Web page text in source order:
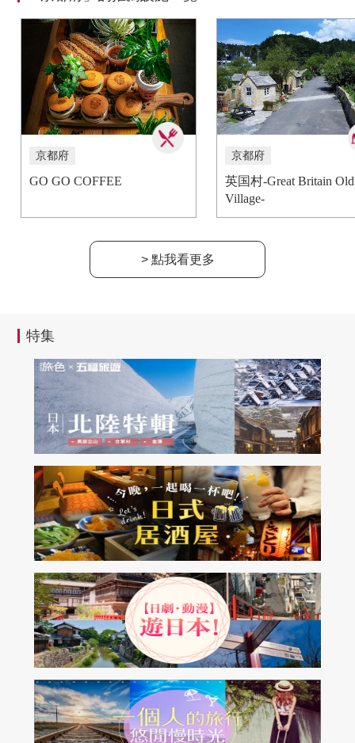
京都府
GO GO COFFEE
京都府
英国村-Great Britain Old
Village-
> 點我看更多
特集